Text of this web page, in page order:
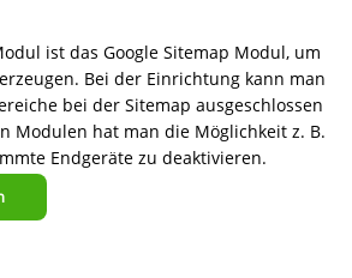
ist das Google Sitemap Modul, um
Bei der Einrichtung kann man
bei der Sitemap ausgeschlossen
Modulen hat man die Möglichkeit z. B.
Endgeräte zu deaktivieren.